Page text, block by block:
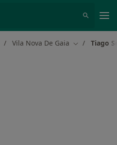
Vila Nova De Gaia Mudar de
Tiago